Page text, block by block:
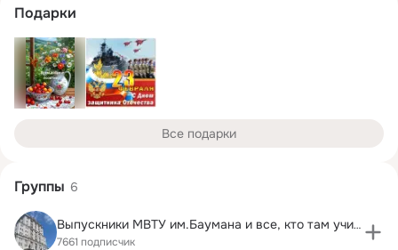
Подарки
Все подарки
Группы 6
Выпускники МВТУ им.Баумана и все, кто там учился
7661 подписчик